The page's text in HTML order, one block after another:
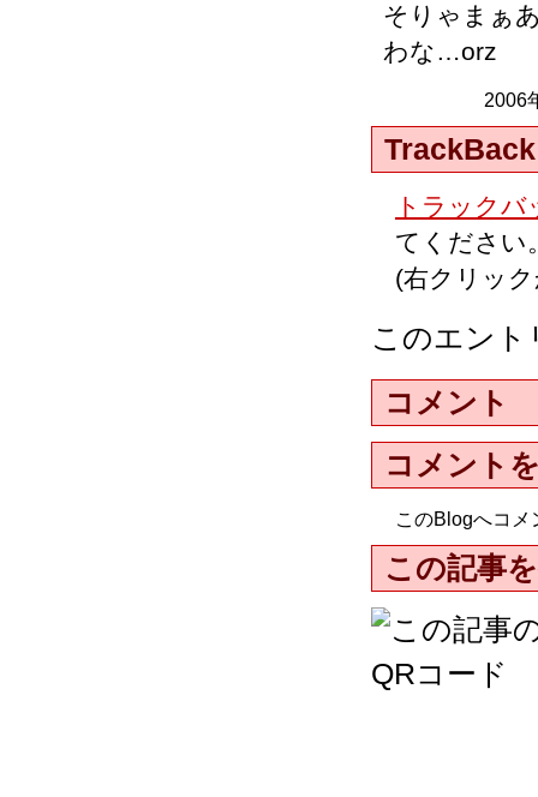
そりゃまぁ
わな…orz
2006
TrackBack
トラックバ
てください
(右クリッ
このエン
コメント
コメント
このBlogへコ
この記事